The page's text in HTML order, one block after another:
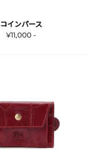
コインパース
¥11,000 -